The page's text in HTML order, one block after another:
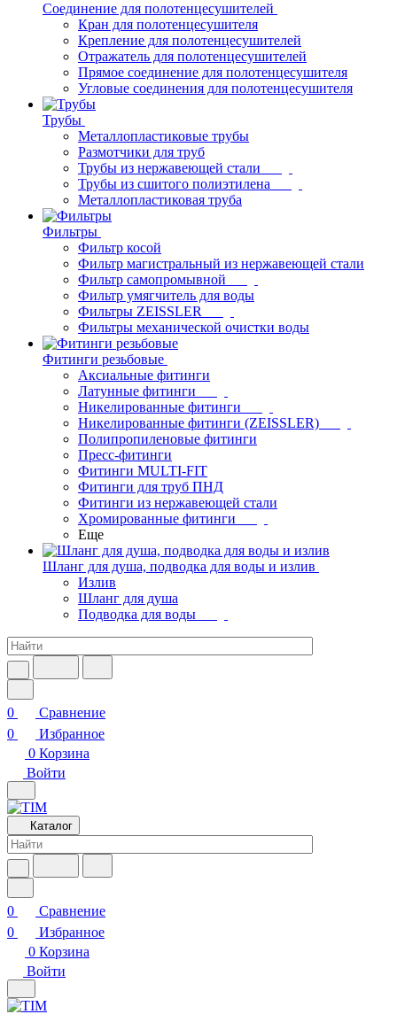
Соединение для полотенцесушителей
Кран для полотенцесушителя
Крепление для полотенцесушителей
Отражатель для полотенцесушителей
Прямое соединение для полотенцесушителя
Угловые соединения для полотенцесушителя
Трубы
Металлопластиковые трубы
Размотчики для труб
Трубы из нержавеющей стали
Трубы из сшитого полиэтилена
Металлопластиковая труба
Фильтры
Фильтр косой
Фильтр магистральный из нержавеющей стали
Фильтр самопромывной
Фильтр умягчитель для воды
Фильтры ZEISSLER
Фильтры механической очистки воды
Фитинги резьбовые
Аксиальные фитинги
Латунные фитинги
Никелированные фитинги
Никелированные фитинги (ZEISSLER)
Полипропиленовые фитинги
Пресс-фитинги
Фитинги MULTI-FIT
Фитинги для труб ПНД
Фитинги из нержавеющей стали
Хромированные фитинги
Еще
Шланг для душа, подводка для воды и излив
Излив
Шланг для душа
Подводка для воды
0
Сравнение
0
Избранное
0 Корзина
Войти
Каталог
0
Сравнение
0
Избранное
0 Корзина
Войти